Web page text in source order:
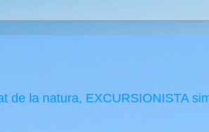
de la natura, EXCURSIONISTA